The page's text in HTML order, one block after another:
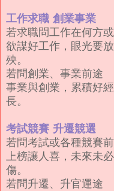
工作求職 創業事業
若求職問工作在何方
欲謀好工作，眼光要
殃。
若問創業、事業前途
事業與創業，累積好
長。
考試競賽 升遷競選
若問考試或各種競賽
上榜讓人喜，未來未
傷。
若問升遷、升官運途